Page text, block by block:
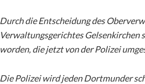
Durch die Entscheidung des
Verwaltungsgerichtes Gelsenkirchen
worden, die jetzt von der Polizei
Die Polizei wird jeden Dortmunder